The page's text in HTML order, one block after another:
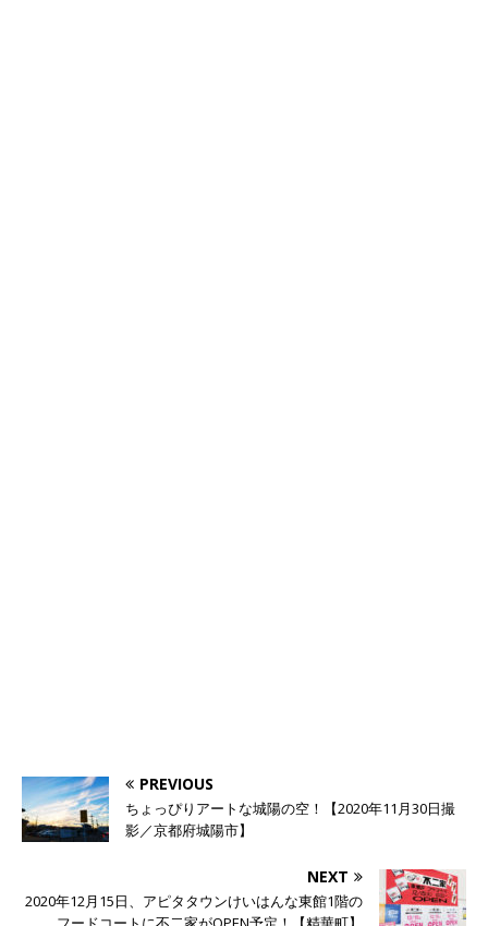
PREVIOUS
ちょっぴりアートな城陽の空！【2020年11月30日撮
影／京都府城陽市】
NEXT
2020年12月15日、アピタタウンけいはんな東館1階の